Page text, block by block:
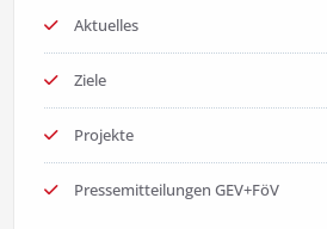
Aktuelles
Ziele
Projekte
Pressemitteilungen GEV+FöV